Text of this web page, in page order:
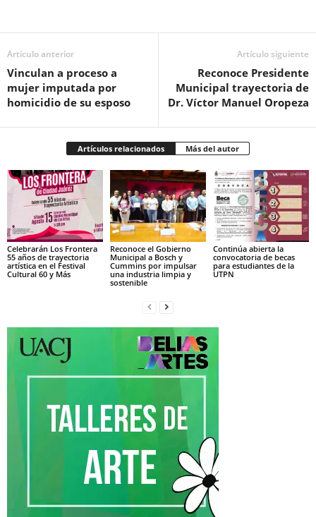
Artículo anterior
Vinculan a proceso a
mujer imputada por
homicidio de su esposo
Artículo siguiente
Reconoce Presidente
Municipal trayectoria de
Dr. Víctor Manuel Oropeza
Artículos relacionados Más del autor
Celebrarán Los Frontera
55 años de trayectoria
artística en el Festival
Cultural 60 y Más
Reconoce el Gobierno
Municipal a Bosch y
Cummins por impulsar
una industria limpia y
sostenible
Continúa abierta la
convocatoria de becas
para estudiantes de la
UTPN